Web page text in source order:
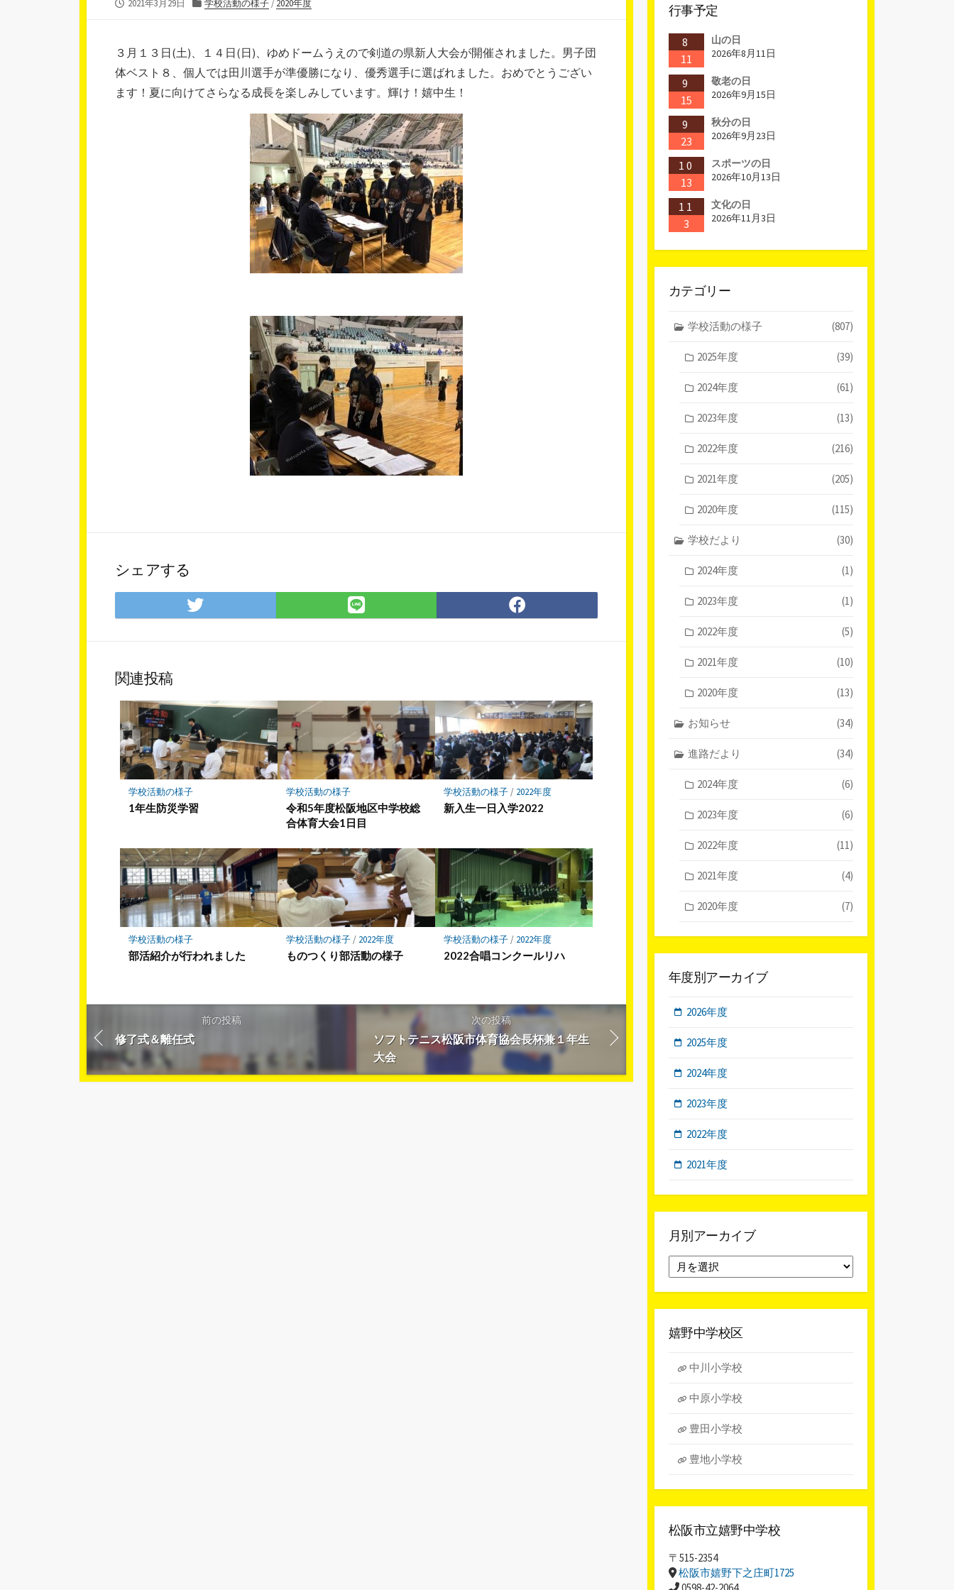
2021年3月29日
ー
学校活動の様子 /2020年度
３月１３日(土)、１４日(日)、ゆめドームうえので剣道の県新人大会が開催されました。男子団
体ベスト８、個人では田川選手が準優勝になり、優秀選手に選ばれました。おめでとうござい
ます！夏に向けてさらなる成長を楽しみしています。輝け！嬉中生！
シェアする
Twitter
で
LINE
で
Facebook
で
関連投稿
学校活動の様子
1年生防災学習
学校活動の様子
令和5年度松阪地区中学校総
合体育大会1日目
学校活動の様子/ 2022年度
新入生一日入学2022
学校活動の様子
部活紹介が行われました
学校活動の様子/ 2022年度
ものつくり部活動の様子
学校活動の様子/ 2022年度
2022合唱コンクールリハ
前の投稿
修了式＆離任式
次の投稿
ソフトテニス松阪市体育協会長杯兼１年生
大会
行事予定
8
11
山の日
2026年8月11日
9
15
敬老の日
2026年9月15日
9
23
秋分の日
2026年9月23日
10
13
スポーツの日
2026年10月13日
11
3
文化の日
2026年11月3日
カテゴリー
学校活動の様子 (807)
2025年度 (39)
2024年度 (61)
2023年度 (13)
2022年度 (216)
2021年度 (205)
2020年度 (115)
学校だより (30)
2024年度 (1)
2023年度 (1)
2022年度 (5)
2021年度 (10)
2020年度 (13)
お知らせ (34)
進路だより (34)
2024年度 (6)
2023年度 (6)
2022年度 (11)
2021年度 (4)
2020年度 (7)
年度別アーカイブ
2026年度
2025年度
2024年度
2023年度
2022年度
2021年度
月別アーカイブ
別
ア
ー
イ
嬉野中学校区
中川小学校
中原小学校
豊田小学校
豊地小学校
松阪市立嬉野中学校
〒515-2354
松阪市嬉野下之庄町1725
0598-42-2064